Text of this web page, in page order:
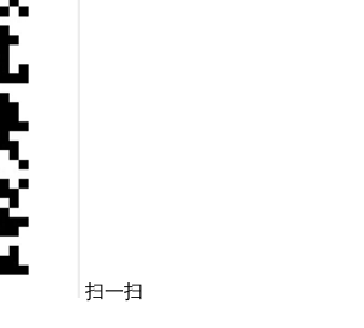
扫一扫